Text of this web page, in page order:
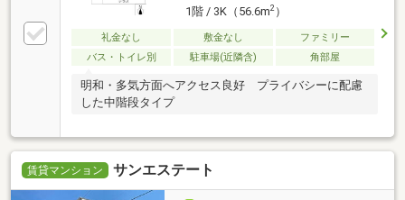
1階 / 3K（56.6m2）
礼金なし 敷金なし
ファミリー
バス・トイレ別
駐車場(近隣含) 角部屋
明和・多気方面へアクセス良好 プライバシーに配慮
した中階段タイプ
賃貸マンション サンエステート